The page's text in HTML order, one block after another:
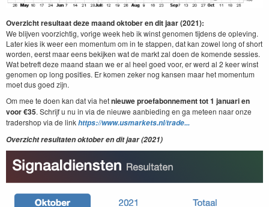
Overzicht resultaat deze maand oktober en dit jaar (2021):
We blijven voorzichtig, vorige week heb ik winst genomen tijdens de opleving.
Later kies ik weer een momentum om in te stappen, dat kan zowel long of short
worden, eerst maar eens bekijken wat de markt zal doen de komende sessies.
Wat betreft deze maand staan we er al heel goed voor, er werd al 2 keer winst
genomen op long posities. Er komen zeker nog kansen maar het momentum
moet dus goed zijn.
Om mee te doen kan dat via hetnieuweproefabonnement tot 1 januari en
voor €35. Schrijf u nu in via de nieuwe aanbieding en ga meteen naar onze
tradershop via de linkhttps://www.usmarkets.nl/trade...
Overzicht resultaten oktober en dit jaar (2021)